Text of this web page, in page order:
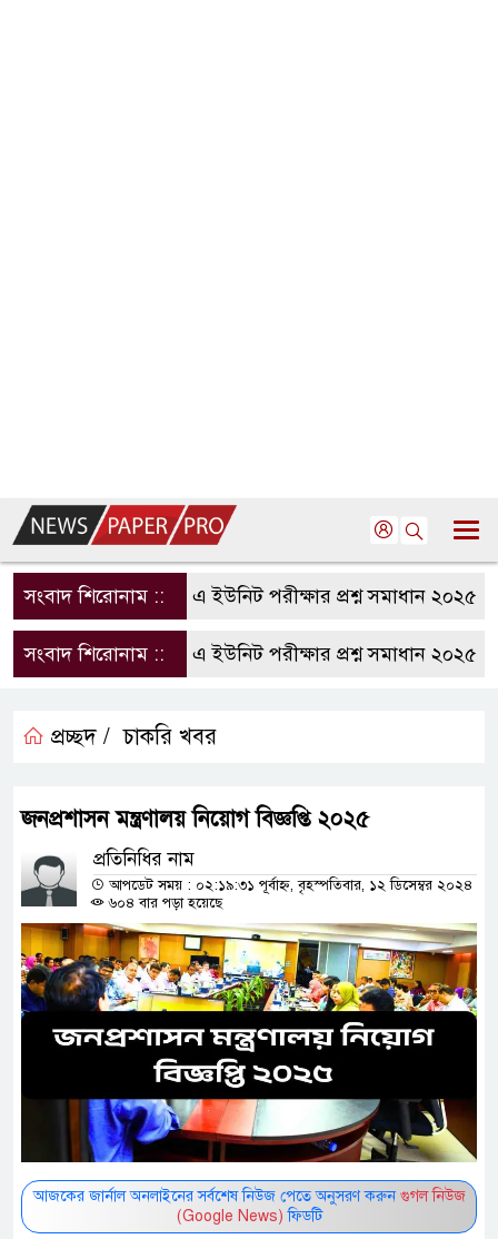
সংবাদ শিরোনাম ::রাবি এ ইউনিট পরীক্ষার প্রশ্ন সমাধান ২০২৫ |
সংবাদ শিরোনাম ::রাবি এ ইউনিট পরীক্ষার প্রশ্ন সমাধান ২০২৫ |
প্রচ্ছদ / চাকরি খবর
জনপ্রশাসন মন্ত্রণালয় নিয়োগ বিজ্ঞপ্তি ২০২৫
প্রতিনিধির নাম
আপডেট সময় : ০২:১৯:৩১ পূর্বাহ্ন, বৃহস্পতিবার, ১২ ডিসেম্বর ২০২৪
৬০৪ বার পড়া হয়েছে
আজকের জার্নাল অনলাইনের সর্বশেষ নিউজ পেতে অনুসরণ করুন গুগল নিউজ
(Google News) ফিডটি